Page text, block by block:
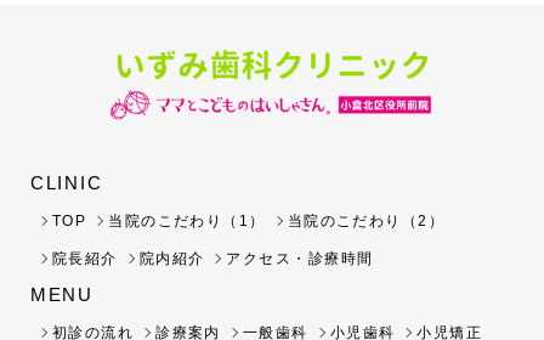
CLINIC
TOP 当院のこだわり（1） 当院のこだわり（2）
院長紹介 院内紹介 アクセス・診療時間
MENU
初診の流れ 診療案内 一般歯科 小児歯科 小児矯正